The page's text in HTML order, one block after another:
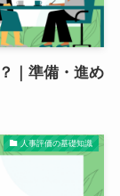
｜準備・進め
人事評価の基礎知識